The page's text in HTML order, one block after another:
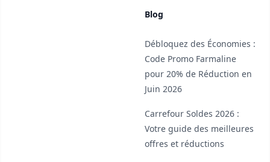
Blog
Débloquez des Économies :
Code Promo Farmaline
pour 20% de Réduction en
Juin 2026
Carrefour Soldes 2026 :
Votre guide des meilleures
offres et réductions